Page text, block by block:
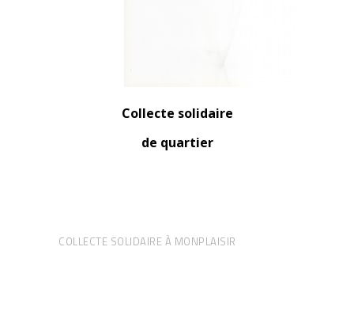
Collecte solidaire
de quartier
COLLECTE SOLIDAIRE À MONPLAISIR